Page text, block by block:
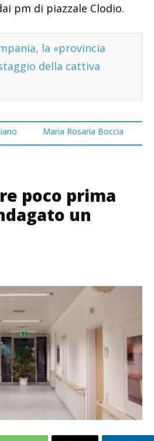
pm di piazzale Clodio.
la «provincia
della cattiva
Maria Rosaria Boccia
poco prima
un